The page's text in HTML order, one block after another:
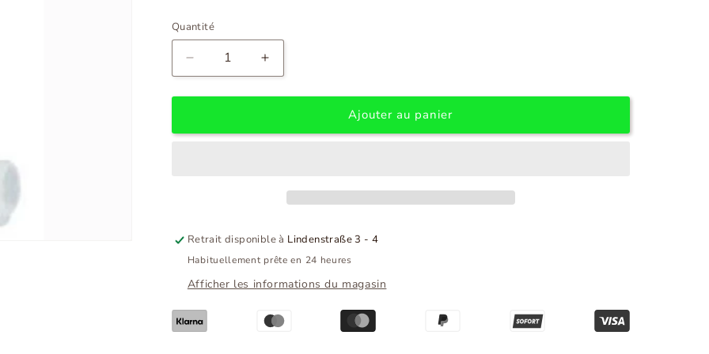
Quantité
Diminuer
la
quantité
Cloche
Augmenter
la
quantité
Cloche
Ajouter au panier
Retrait disponible à Lindenstraße 3 - 4
Habituellement prête en 24 heures
Afficher les informations du magasin